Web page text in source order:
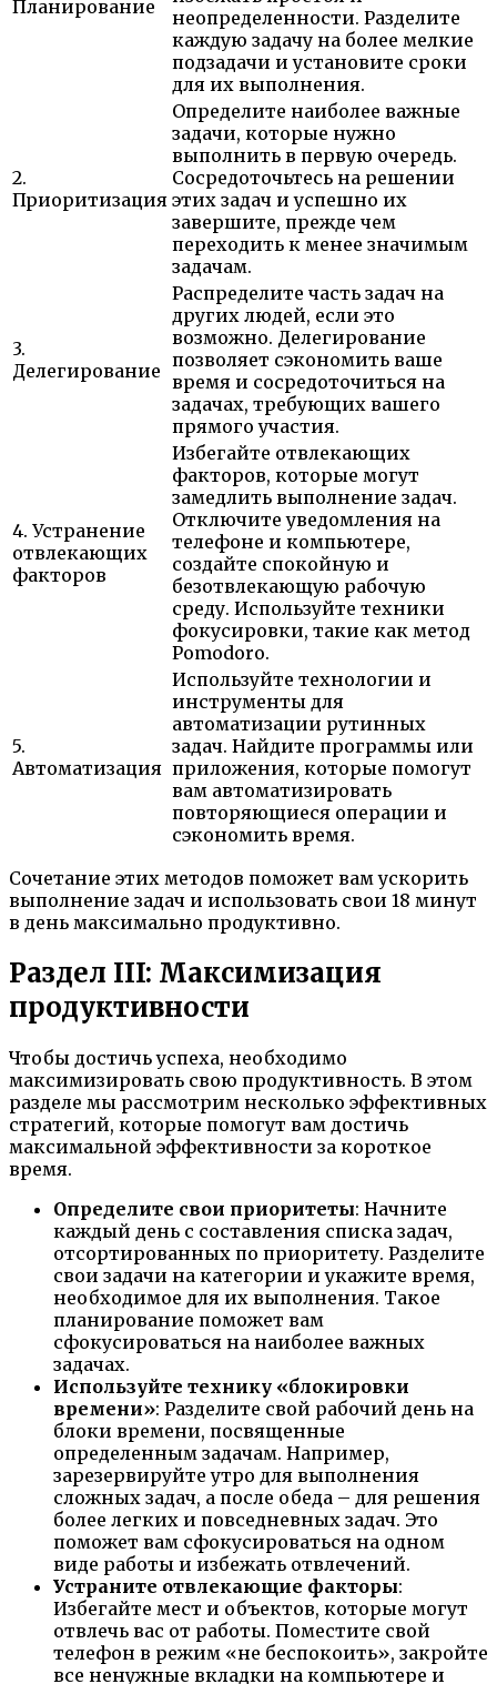
Планирование
неопределенности. Разделите
каждую задачу на более мелкие
подзадачи и установите сроки
для их выполнения.
2.
Приоритизация
Определите наиболее важные
задачи, которые нужно
выполнить в первую очередь.
Сосредоточьтесь на решении
этих задач и успешно их
завершите, прежде чем
переходить к менее значимым
задачам.
3.
Делегирование
Распределите часть задач на
других людей, если это
возможно. Делегирование
позволяет сэкономить ваше
время и сосредоточиться на
задачах, требующих вашего
прямого участия.
4. Устранение
отвлекающих
факторов
Избегайте отвлекающих
факторов, которые могут
замедлить выполнение задач.
Отключите уведомления на
телефоне и компьютере,
создайте спокойную и
безотвлекающую рабочую
среду. Используйте техники
фокусировки, такие как метод
Pomodoro.
5.
Автоматизация
Используйте технологии и
инструменты для
автоматизации рутинных
задач. Найдите программы или
приложения, которые помогут
вам автоматизировать
повторяющиеся операции и
сэкономить время.
Сочетание этих методов поможет вам ускорить
выполнение задач и использовать свои 18 минут
в день максимально продуктивно.
Раздел III: Максимизация
продуктивности
Чтобы достичь успеха, необходимо
максимизировать свою продуктивность. В этом
разделе мы рассмотрим несколько эффективных
стратегий, которые помогут вам достичь
максимальной эффективности за короткое
время.
Определите свои приоритеты: Начните
каждый день с составления списка задач,
отсортированных по приоритету. Разделите
свои задачи на категории и укажите время,
необходимое для их выполнения. Такое
планирование поможет вам
сфокусироваться на наиболее важных
задачах.
Используйте технику «блокировки
времени»: Разделите свой рабочий день на
блоки времени, посвященные
определенным задачам. Например,
зарезервируйте утро для выполнения
сложных задач, а после обеда – для решения
более легких и повседневных задач. Это
поможет вам сфокусироваться на одном
виде работы и избежать отвлечений.
Устраните отвлекающие факторы:
Избегайте мест и объектов, которые могут
отвлечь вас от работы. Поместите свой
телефон в режим «не беспокоить», закройте
все ненужные вкладки на компьютере и